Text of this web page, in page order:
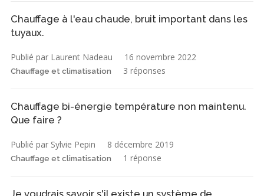
Chauffage à l'eau chaude, bruit important dans les
tuyaux.
Publié par Laurent Nadeau 16 novembre 2022
Chauffage et climatisation 3 réponses
Chauffage bi-énergie température non maintenu.
Que faire ?
Publié par Sylvie Pepin 8 décembre 2019
Chauffage et climatisation 1 réponse